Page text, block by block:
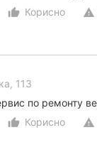
thumb_up_alt
Корисно warning
113
по ремонту
thumb_up_alt
Корисно warning